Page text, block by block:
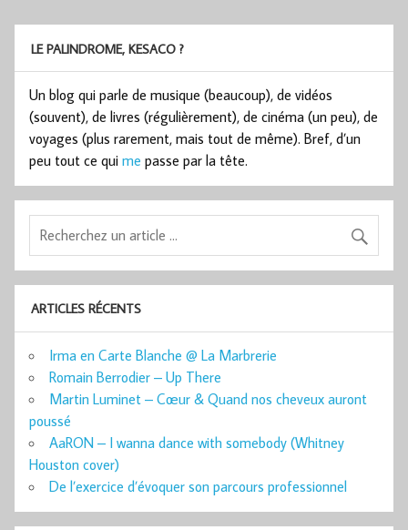
LE PALINDROME, KESACO ?
Un blog qui parle de musique (beaucoup), de vidéos
(souvent), de livres (régulièrement), de cinéma (un peu), de
voyages (plus rarement, mais tout de même). Bref, d’un
peu tout ce qui me passe par la tête.
ARTICLES RÉCENTS
Irma en Carte Blanche @ La Marbrerie
Romain Berrodier – Up There
Martin Luminet – Cœur & Quand nos cheveux auront
poussé
AaRON – I wanna dance with somebody (Whitney
Houston cover)
De l’exercice d’évoquer son parcours professionnel